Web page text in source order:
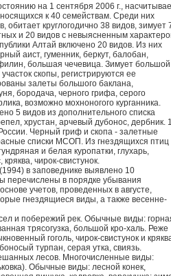
на 1 сентября 2006 г.,
к 40 семействам. Среди них
обитает круглогодично 38 видов, зимует
и 20 видов с невыясненным
Алтай включено 20 видов. Из них
аист, гуменник, беркут, балобан,
большая чечевица. Зимует большой
скопы, регистрируются ее
залеты большого баклана,
бородача, черного грифа, серого
возможно мохноногого курганника.
5 видов из дополнительного списка
хрустан, арчевый дубонос, дербник.
Черный гриф и скопа - залетные
списки МСОП. Из гнездящихся птиц
и белая куропатки, глухарь,
чирок-свистунок.
в заповеднике выявлено 10
перечислены в порядке убывания
учетов, проведенных в августе,
гнездящиеся виды, а также весенне-
и побережий рек. Обычные виды:
трясогузка, большой кро-халь. Реже
гоголь, чирок-свистунок и
турпан, серая утка, свиязь.
лесов. Многочисленные виды:
Обычные виды: лесной конек,